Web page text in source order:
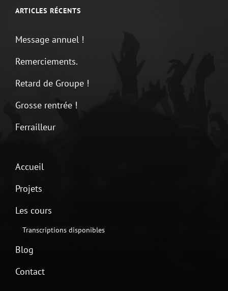
ARTICLES RÉCENTS
Message annuel !
Remerciements.
Retard de Groupe !
Grosse rentrée !
Ferrailleur
Accueil
Projets
Les cours
Transcriptions disponibles
Blog
Contact